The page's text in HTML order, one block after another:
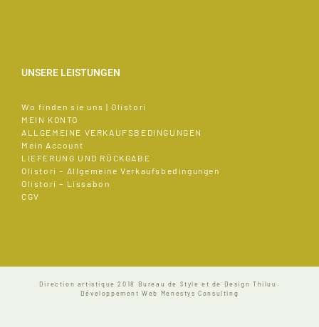
UNSERE LEISTUNGEN
Wo finden sie uns | Olistori
MEIN KONTO
ALLGEMEINE VERKAUFSBEDINGUNGEN
Mein Account
LIEFERUNG UND RÜCKGABE
Olistori – Allgemeine Verkaufsbedingungen
Olistori – Lissabon
CGV
Direction artistique 2018 Bureau de Style et de Design Thiluu.
Développement Web Menestys Consulting